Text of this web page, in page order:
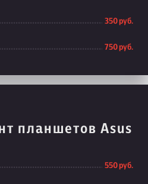
350 руб.
750 руб.
планшетов Asus
550 руб.